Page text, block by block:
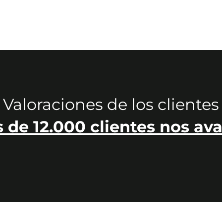
Valoraciones de los clientes
de 12.000 clientes nos